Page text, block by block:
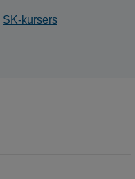
SK-kursers